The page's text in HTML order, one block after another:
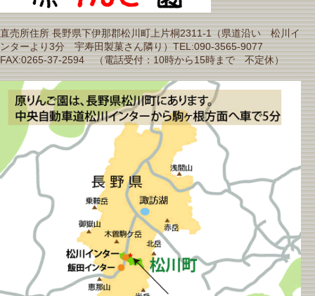
直売所住所 長野県下伊那郡松川町上片桐2311-1（県道沿い 松川イ
ンターより3分 宇寿田製菓さん隣り）TEL:090-3565-9077
FAX:0265-37-2594 （電話受付：10時から15時まで 不定休）